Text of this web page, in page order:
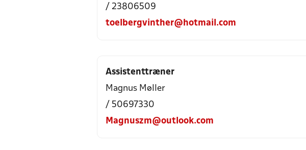
/ 23806509
toelbergvinther@hotmail.com
Assistenttræner
Magnus Møller
/ 50697330
Magnuszm@outlook.com